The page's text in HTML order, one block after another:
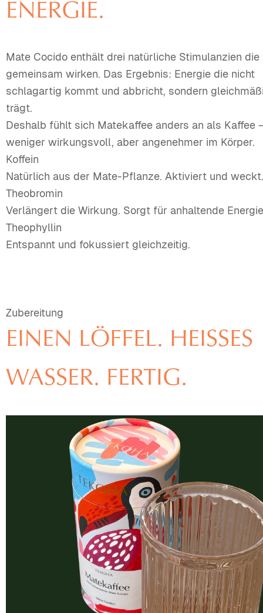
NERGIE.
Mate Cocido enthält drei natürliche Stimulanzien die
gemeinsam wirken. Das Ergebnis: Energie die nicht
schlagartig kommt und abbricht, sondern
trägt.
Deshalb fühlt sich Matekaffee anders an als Kaffee
weniger wirkungsvoll, aber angenehmer im Körper.
Koffein
Natürlich aus der Mate-Pflanze. Aktiviert und weckt.
Theobromin
Verlängert die Wirkung. Sorgt für anhaltende
Theophyllin
Entspannt und fokussiert gleichzeitig.
Zubereitung
EINEN LÖFFEL. HEISSES W
ASSER. FERTIG.